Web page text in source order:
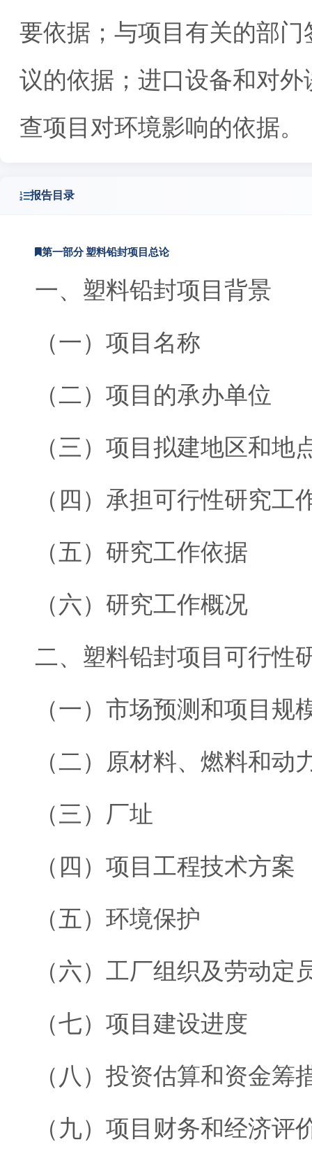
要依据；与项目有关的部
议的依据；进口设备和对
查项目对环境影响的依据。
报告目录
第一部分 塑料铅封项目总论
一、塑料铅封项目背景
（一）项目名称
（二）项目的承办单位
（三）项目拟建地区和地
（四）承担可行性研究工
（五）研究工作依据
（六）研究工作概况
二、塑料铅封项目可行性
（一）市场预测和项目规
（二）原材料、燃料和动
（三）厂址
（四）项目工程技术方案
（五）环境保护
（六）工厂组织及劳动定
（七）项目建设进度
（八）投资估算和资金筹
（九）项目财务和经济评